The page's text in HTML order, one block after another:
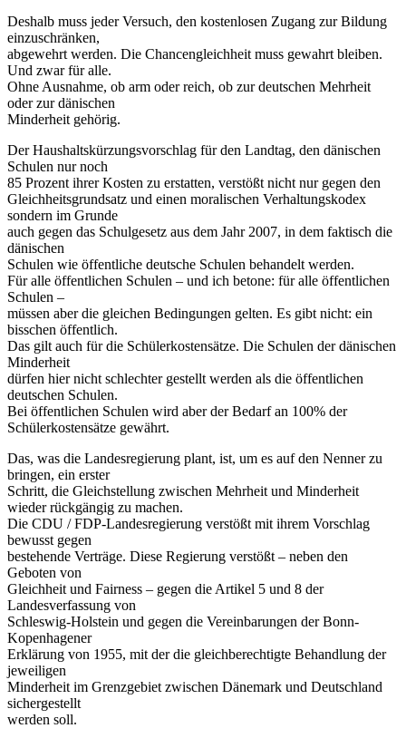
Deshalb muss jeder Versuch, den kostenlosen Zugang zur Bildung
einzuschränken,
abgewehrt werden. Die Chancengleichheit muss gewahrt bleiben.
Und zwar für alle.
Ohne Ausnahme, ob arm oder reich, ob zur deutschen Mehrheit
oder zur dänischen
Minderheit gehörig.
Der Haushaltskürzungsvorschlag für den Landtag, den dänischen
Schulen nur noch
85 Prozent ihrer Kosten zu erstatten, verstößt nicht nur gegen den
Gleichheitsgrundsatz und einen moralischen Verhaltungskodex
sondern im Grunde
auch gegen das Schulgesetz aus dem Jahr 2007, in dem faktisch die
dänischen
Schulen wie öffentliche deutsche Schulen behandelt werden.
Für alle öffentlichen Schulen – und ich betone: für alle öffentlichen
Schulen –
müssen aber die gleichen Bedingungen gelten. Es gibt nicht: ein
bisschen öffentlich.
Das gilt auch für die Schülerkostensätze. Die Schulen der dänischen
Minderheit
dürfen hier nicht schlechter gestellt werden als die öffentlichen
deutschen Schulen.
Bei öffentlichen Schulen wird aber der Bedarf an 100% der
Schülerkostensätze gewährt.
Das, was die Landesregierung plant, ist, um es auf den Nenner zu
bringen, ein erster
Schritt, die Gleichstellung zwischen Mehrheit und Minderheit
wieder rückgängig zu machen.
Die CDU / FDP-Landesregierung verstößt mit ihrem Vorschlag
bewusst gegen
bestehende Verträge. Diese Regierung verstößt – neben den
Geboten von
Gleichheit und Fairness – gegen die Artikel 5 und 8 der
Landesverfassung von
Schleswig-Holstein und gegen die Vereinbarungen der Bonn-
Kopenhagener
Erklärung von 1955, mit der die gleichberechtigte Behandlung der
jeweiligen
Minderheit im Grenzgebiet zwischen Dänemark und Deutschland
sichergestellt
werden soll.